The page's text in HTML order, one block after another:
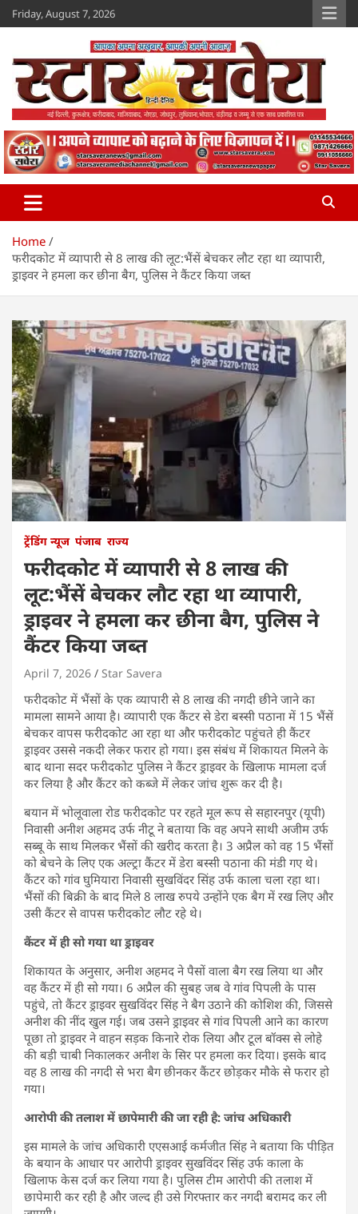
Skip
to
Friday, August 7, 2026
Star Savera
www.starsavera.com
Home
फरीदकोट में व्यापारी से 8 लाख की लूट:भैंसें बेचकर लौट रहा था व्यापारी,
ड्राइवर ने हमला कर छीना बैग, पुलिस ने कैंटर किया जब्त
ट्रेंडिंग न्यूज पंजाब राज्य
फरीदकोट में व्यापारी से 8 लाख की
लूट:भैंसें बेचकर लौट रहा था व्यापारी,
ड्राइवर ने हमला कर छीना बैग, पुलिस ने
कैंटर किया जब्त
April 7, 2026 Star Savera
फरीदकोट में भैंसों के एक व्यापारी से 8 लाख की नगदी छीने जाने का
मामला सामने आया है। व्यापारी एक कैंटर से डेरा बस्सी पठाना में 15 भैंसें
बेचकर वापस फरीदकोट आ रहा था और फरीदकोट पहुंचते ही कैंटर
ड्राइवर उससे नकदी लेकर फरार हो गया। इस संबंध में शिकायत मिलने के
बाद थाना सदर फरीदकोट पुलिस ने कैंटर ड्राइवर के खिलाफ मामला दर्ज
कर लिया है और कैंटर को कब्जे में लेकर जांच शुरू कर दी है।
बयान में भोलूवाला रोड फरीदकोट पर रहते मूल रूप से सहारनपुर (यूपी)
निवासी अनीश अहमद उर्फ नीटू ने बताया कि वह अपने साथी अजीम उर्फ
सब्बू के साथ मिलकर भैंसों की खरीद करता है। 3 अप्रैल को वह 15 भैंसों
को बेचने के लिए एक अल्ट्रा कैंटर में डेरा बस्सी पठाना की मंडी गए थे।
कैंटर को गांव घुमियारा निवासी सुखविंदर सिंह उर्फ काला चला रहा था।
भैंसों की बिक्री के बाद मिले 8 लाख रुपये उन्होंने एक बैग में रख लिए और
उसी कैंटर से वापस फरीदकोट लौट रहे थे।
कैंटर में ही सो गया था ड्राइवर
शिकायत के अनुसार, अनीश अहमद ने पैसों वाला बैग रख लिया था और
वह कैंटर में ही सो गया। 6 अप्रैल की सुबह जब वे गांव पिपली के पास
पहुंचे, तो कैंटर ड्राइवर सुखविंदर सिंह ने बैग उठाने की कोशिश की, जिससे
अनीश की नींद खुल गई। जब उसने ड्राइवर से गांव पिपली आने का कारण
पूछा तो ड्राइवर ने वाहन सड़क किनारे रोक लिया और टूल बॉक्स से लोहे
की बड़ी चाबी निकालकर अनीश के सिर पर हमला कर दिया। इसके बाद
वह 8 लाख की नगदी से भरा बैग छीनकर कैंटर छोड़कर मौके से फरार हो
गया।
आरोपी की तलाश में छापेमारी की जा रही है: जांच अधिकारी
इस मामले के जांच अधिकारी एएसआई कर्मजीत सिंह ने बताया कि पीड़ित
के बयान के आधार पर आरोपी ड्राइवर सुखविंदर सिंह उर्फ काला के
खिलाफ केस दर्ज कर लिया गया है। पुलिस टीम आरोपी की तलाश में
छापेमारी कर रही है और जल्द ही उसे गिरफ्तार कर नगदी बरामद कर ली